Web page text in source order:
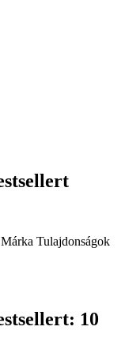
Márka Tulajdonságok
10